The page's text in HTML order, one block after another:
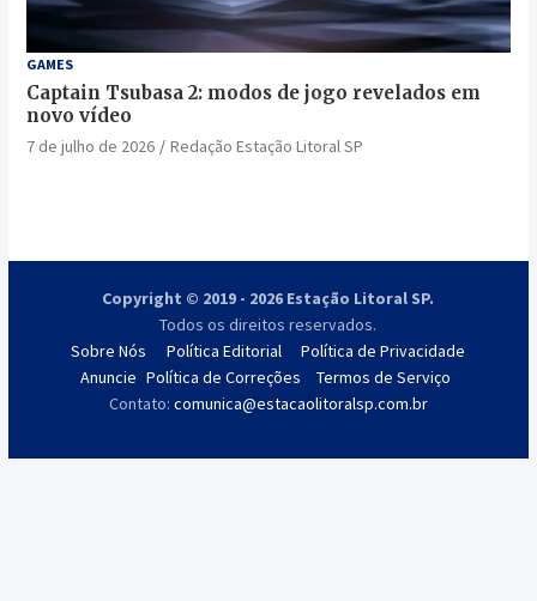
GAMES
Captain Tsubasa 2: modos de jogo revelados em
novo vídeo
7 de julho de 2026 Redação Estação Litoral SP
Copyright © 2019 - 2026 Estação Litoral SP.
Todos os direitos reservados.
Sobre Nós
Anuncie
Política Editorial
Política de Correções
Política de Privacidade
Termos de Serviço
Contato: comunica@estacaolitoralsp.com.br